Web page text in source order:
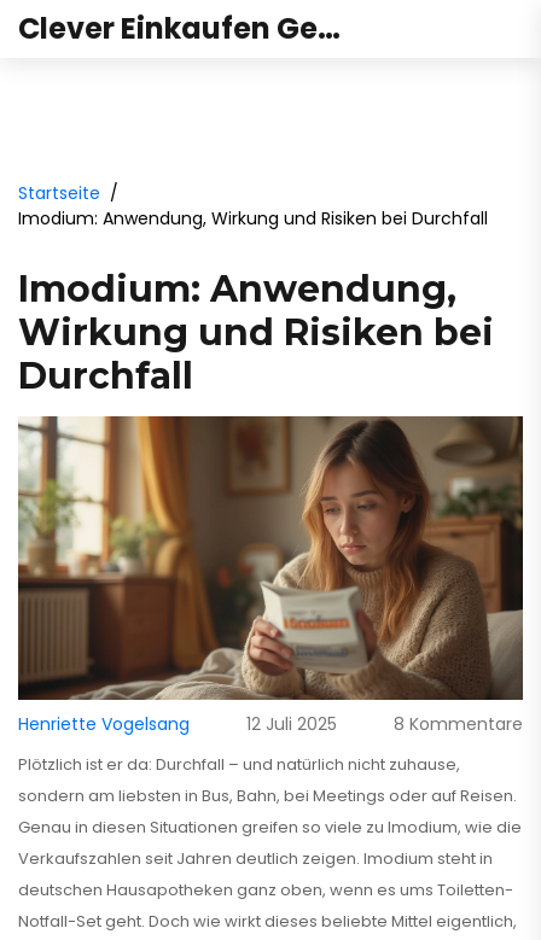
Clever Einkaufen Gesundheit
Startseite
Imodium: Anwendung, Wirkung und Risiken bei Durchfall
Imodium: Anwendung,
Wirkung und Risiken bei
Durchfall
Henriette Vogelsang 12 Juli 2025 8 Kommentare
Plötzlich ist er da: Durchfall – und natürlich nicht zuhause,
sondern am liebsten in Bus, Bahn, bei Meetings oder auf Reisen.
Genau in diesen Situationen greifen so viele zu Imodium, wie die
Verkaufszahlen seit Jahren deutlich zeigen. Imodium steht in
deutschen Hausapotheken ganz oben, wenn es ums Toiletten-
Notfall-Set geht. Doch wie wirkt dieses beliebte Mittel eigentlich,